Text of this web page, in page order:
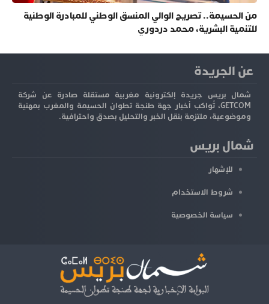
من الحسيمة.. تصريح الوالي المنسق الوطني للمبادرة الوطنية
للتنمية البشرية، محمد دردوري
عن الجريدة
شمال بريس جريدة إلكترونية مغربية مستقلة صادرة عن شركة
GETCOM، تُواكب أخبار جهة طنجة تطوان الحسيمة والمغرب بمهنية
وموضوعية، ملتزمة بنقل الخبر والتحليل بصدق واحترافية.
شمال بريس
للإشهار
شروط الاستخدام
سياسة الخصوصية